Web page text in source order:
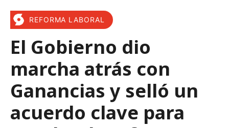
REFORMA LABORAL
El Gobierno dio
marcha atrás con
Ganancias y selló un
acuerdo clave para